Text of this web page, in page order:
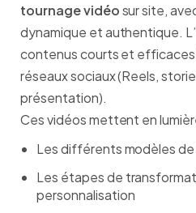
tournage vidéosur site,
dynamique et authentique.
contenus courts et
réseaux sociaux (Reels,
présentation).
Ces vidéos mettent en
Les différents modèles
Les étapes de
personnalisation